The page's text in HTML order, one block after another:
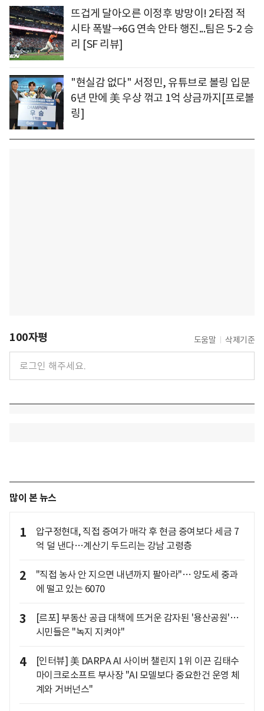
뜨겁게 달아오른 이정후 방망이! 2타점 적
시타 폭발→6G 연속 안타 행진...팀은 5-2 승
리 [SF 리뷰]
"현실감 없다" 서정민, 유튜브로 볼링 입문
6년 만에 美 우상 꺾고 1억 상금까지[프로볼
링]
100자평 도움말 삭제기준
많이 본 뉴스
1
압구정현대, 직접 증여가 매각 후 현금 증여보다 세금 7
억 덜 낸다…계산기 두드리는 강남 고령층
2
"직접 농사 안 지으면 내년까지 팔아라"… 양도세 중과
에 떨고 있는 6070
3
[르포] 부동산 공급 대책에 뜨거운 감자된 '용산공원'…
시민들은 "녹지 지켜야"
4
[인터뷰] 美 DARPA AI 사이버 챌린지 1위 이끈 김태수
마이크로소프트 부사장 "AI 모델보다 중요한건 운영 체
계와 거버넌스"